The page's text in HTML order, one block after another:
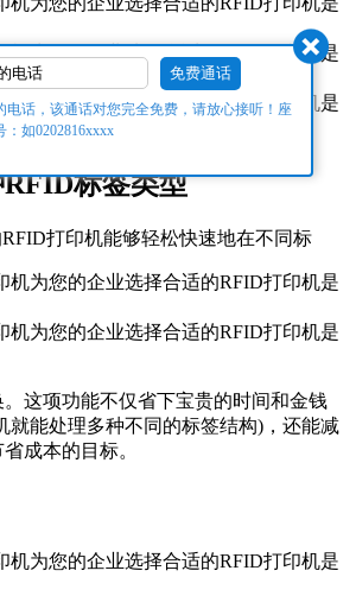
标签类型
打印机能够轻松快速地在不同标
这项功能不仅省下宝贵的时间和金钱
就能处理多种不同的标签结构)，还能减
成本的目标。
电话，该通话对您完全免费，请放心接听！座
如0202816xxxx